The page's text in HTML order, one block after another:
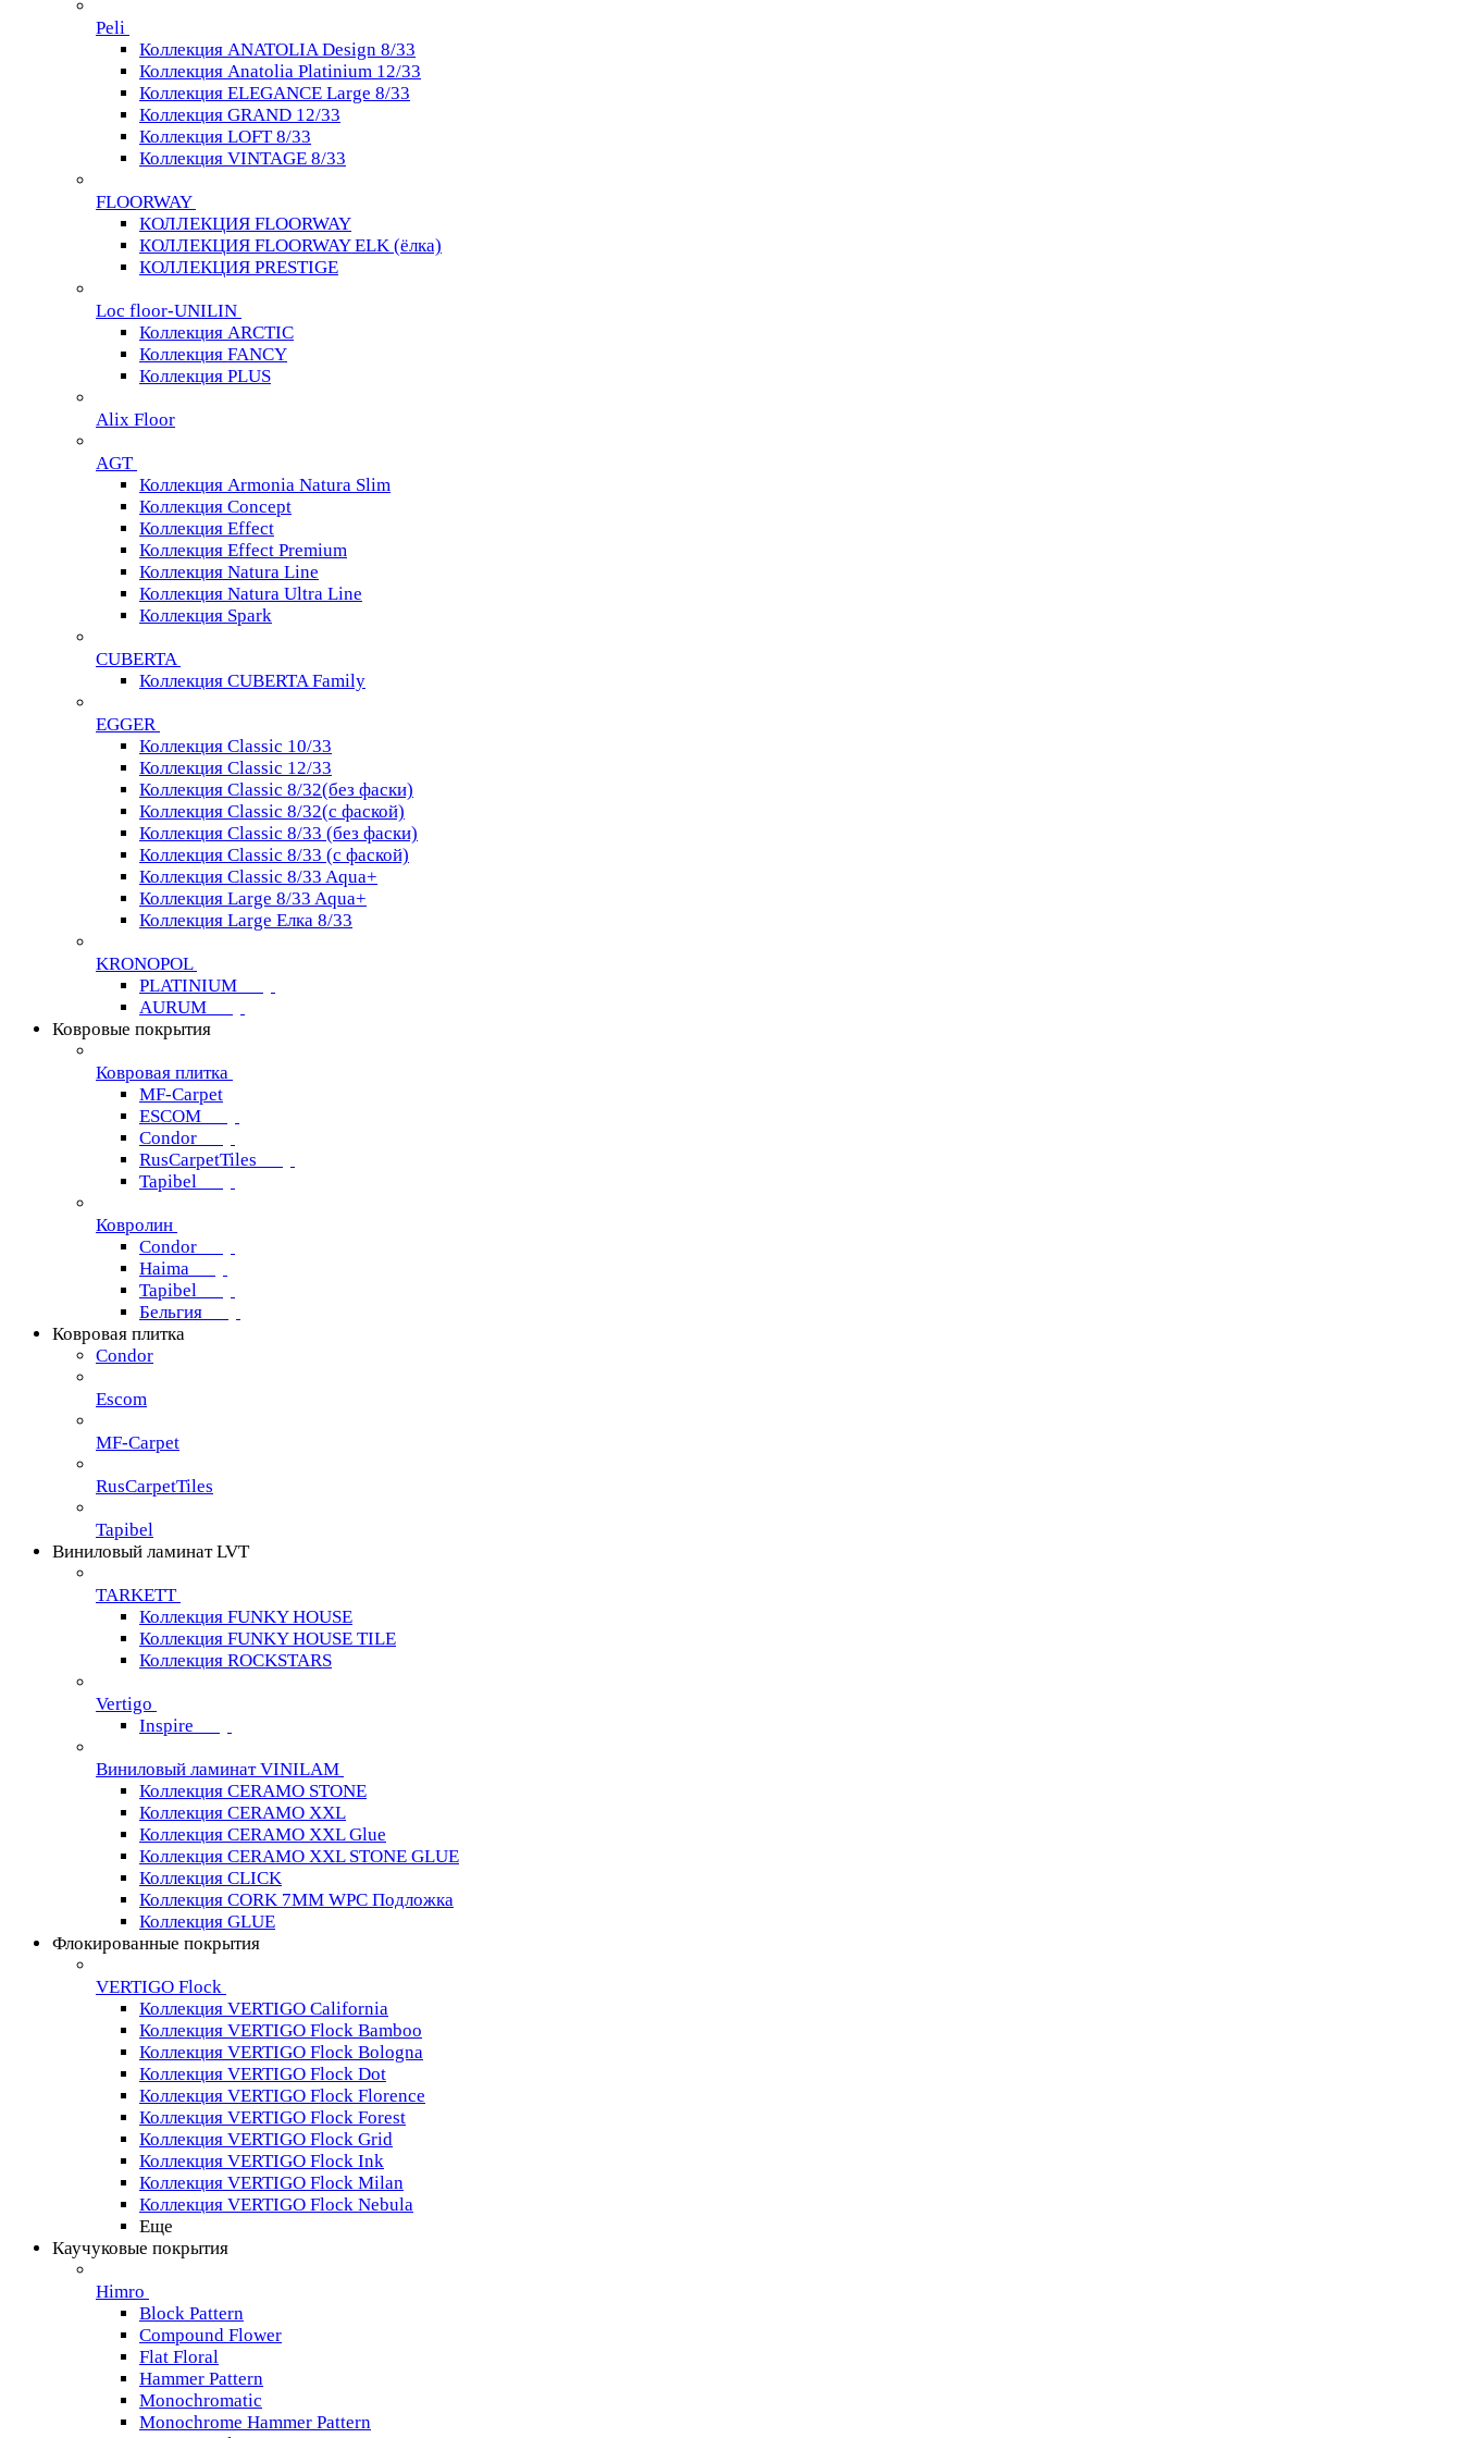
Peli
Коллекция ANATOLIA Design 8/33
Коллекция Anatolia Platinium 12/33
Коллекция ELEGANCE Large 8/33
Коллекция GRAND 12/33
Коллекция LOFT 8/33
Коллекция VINTAGE 8/33
FLOORWAY
КОЛЛЕКЦИЯ FLOORWAY
КОЛЛЕКЦИЯ FLOORWAY ELK (ёлка)
КОЛЛЕКЦИЯ PRESTIGE
Loс floor-UNILIN
Коллекция ARCTIС
Коллекция FANCY
Коллекция PLUS
Alix Floor
AGT
Коллекция Armonia Natura Slim
Коллекция Concept
Коллекция Effect
Коллекция Effect Premium
Коллекция Natura Line
Коллекция Natura Ultra Line
Коллекция Spark
CUBERTA
Коллекция CUBERTA Family
EGGER
Коллекция Classic 10/33
Коллекция Classic 12/33
Коллекция Classic 8/32(без фаски)
Коллекция Classic 8/32(с фаской)
Коллекция Classic 8/33 (без фаски)
Коллекция Classic 8/33 (с фаской)
Коллекция Classic 8/33 Aqua+
Коллекция Large 8/33 Aqua+
Коллекция Large Елка 8/33
KRONOPOL
PLATINIUM
AURUM
Ковровые покрытия
Ковровая плитка
MF-Carpet
ESCOM
Condor
RusCarpetTiles
Tapibel
Ковролин
Condor
Haima
Tapibel
Бельгия
Ковровая плитка
Condor
Escom
MF-Carpet
RusCarpetTiles
Tapibel
Виниловый ламинат LVT
TARKETT
Коллекция FUNKY HOUSE
Коллекция FUNKY HOUSE TILE
Коллекция ROCKSTARS
Vertigo
Inspire
Виниловый ламинат VINILAM
Коллекция CERAMO STONE
Коллекция CERAMO XXL
Коллекция CERAMO XXL Glue
Коллекция CERAMO XXL STONE GLUE
Коллекция CLICK
Коллекция CORK 7MM WPC Подложка
Коллекция GLUE
Флокированные покрытия
VERTIGO Flock
Коллекция VERTIGO California
Коллекция VERTIGO Flock Bamboo
Коллекция VERTIGO Flock Bologna
Коллекция VERTIGO Flock Dot
Коллекция VERTIGO Flock Florence
Коллекция VERTIGO Flock Forest
Коллекция VERTIGO Flock Grid
Коллекция VERTIGO Flock Ink
Коллекция VERTIGO Flock Milan
Коллекция VERTIGO Flock Nebula
Еще
Каучуковые покрытия
Himro
Block Pattern
Compound Flower
Flat Floral
Hammer Pattern
Monochromatic
Monochrome Hammer Pattern